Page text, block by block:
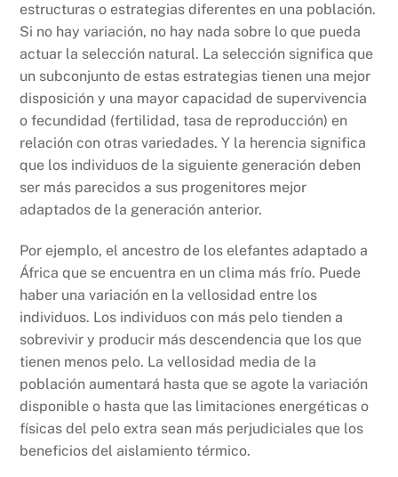
estructuras o estrategias diferentes en una población.
Si no hay variación, no hay nada sobre lo que pueda
actuar la selección natural. La selección significa que
un subconjunto de estas estrategias tienen una mejor
disposición y una mayor capacidad de supervivencia
o fecundidad (fertilidad, tasa de reproducción) en
relación con otras variedades. Y la herencia significa
que los individuos de la siguiente generación deben
ser más parecidos a sus progenitores mejor
adaptados de la generación anterior.
Por ejemplo, el ancestro de los elefantes adaptado a
África que se encuentra en un clima más frío. Puede
haber una variación en la vellosidad entre los
individuos. Los individuos con más pelo tienden a
sobrevivir y producir más descendencia que los que
tienen menos pelo. La vellosidad media de la
población aumentará hasta que se agote la variación
disponible o hasta que las limitaciones energéticas o
físicas del pelo extra sean más perjudiciales que los
beneficios del aislamiento térmico.